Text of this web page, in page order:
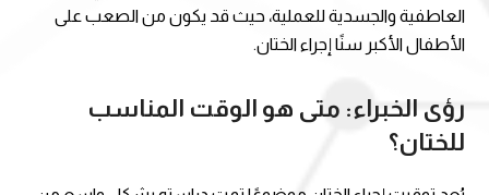
العاطفية والجسدية للعملية، حيث قد يكون من الصعب على
الأطفال الأكبر سنًا إجراء الختان.
رؤى الخبراء: متى هو الوقت المناسب
للختان؟